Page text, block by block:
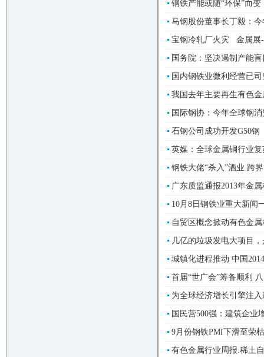
钢铁产能或随“环保”而
马钢股份董事长丁毅：
宝钢冷轧厂火灾 金属展-
国务院：坚决遏制产能
国内钢铁业微利经营已
我国去年主要再生有色
国际钢协：今年全球钢
石钢公司成功开发G50
英媒：全球金属铜行业
钢铁大佬“杀入”酒业 跨
广东质监通报2013年金
10月8日钢铁业重大新闻
自贸区概念掀动有色金
几亿的垃圾发电大项目
城镇化进程推动 中国
首届“世广会”筹备顺利
为全球经济增长引擎注
国民营500强：建筑企
9月份钢铁PMI下滑至荣
有色金属行业周报:稀土